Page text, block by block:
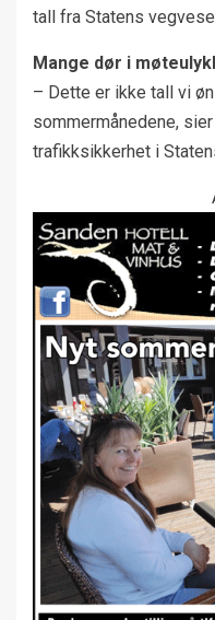
tall fra Statens
Mange dør i
– Dette er ikke tall vi
sommermånedene,
trafikksikkerhet i